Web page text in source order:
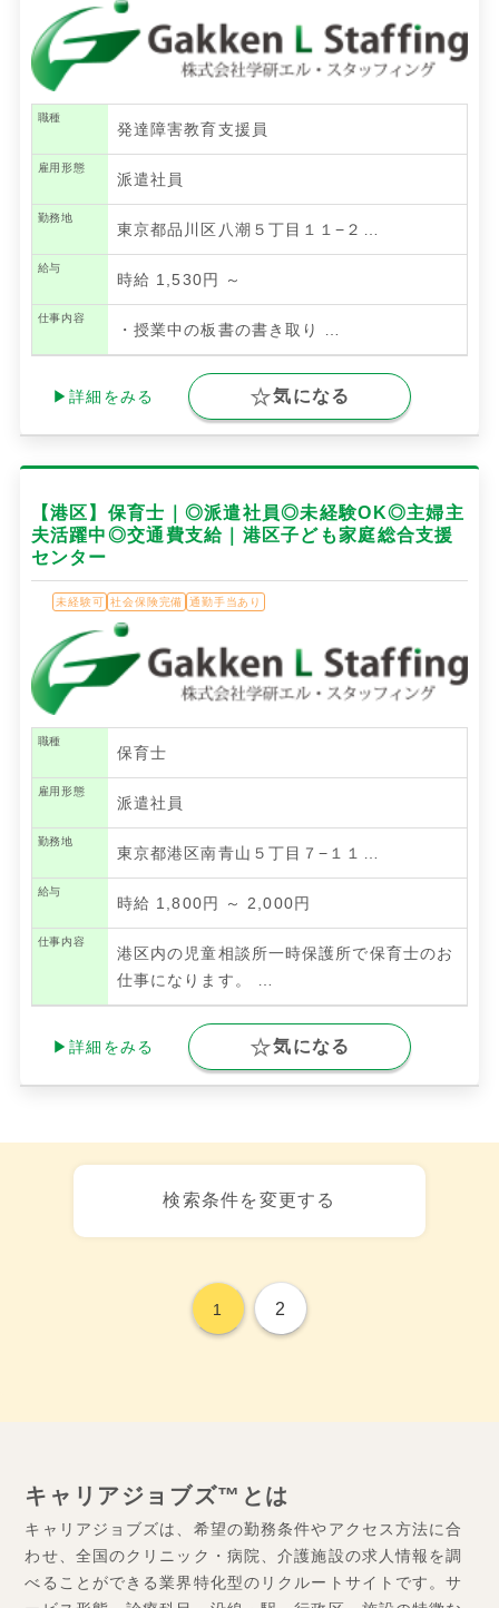
職種
発達障害教育支援員
雇用形態
派遣社員
勤務地
東京都品川区八潮５丁目１１−２…
給与
時給 1,530円 ～
仕事内容
・授業中の板書の書き取り
▶詳細をみる 気になる
【港区】保育士｜◎派遣社員◎未経験OK◎主婦主
夫活躍中◎交通費支給｜港区子ども家庭総合支援
センター
未経験可 社会保険完備 通勤手当あり
職種
保育士
雇用形態
派遣社員
勤務地
東京都港区南青山５丁目７−１１…
給与
時給 1,800円 ～ 2,000円
仕事内容
港区内の児童相談所一時保護所で保育士のお
仕事になります。
…
▶詳細をみる 気になる
検索条件を変更する
1 2
キャリアジョブズ™とは
キャリアジョブズは、希望の勤務条件やアクセス方法に合
わせ、全国のクリニック・病院、介護施設の求人情報を調
べることができる業界特化型のリクルートサイトです。サ